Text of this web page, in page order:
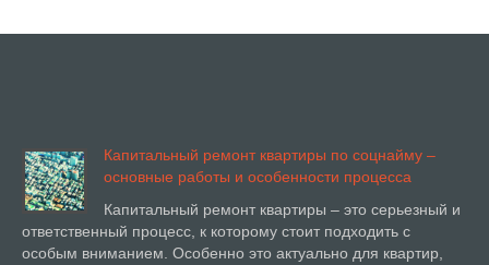
Капитальный ремонт квартиры по соцнайму –
основные работы и особенности процесса
Капитальный ремонт квартиры – это серьезный и
ответственный процесс, к которому стоит подходить с
особым вниманием. Особенно это актуально для квартир,